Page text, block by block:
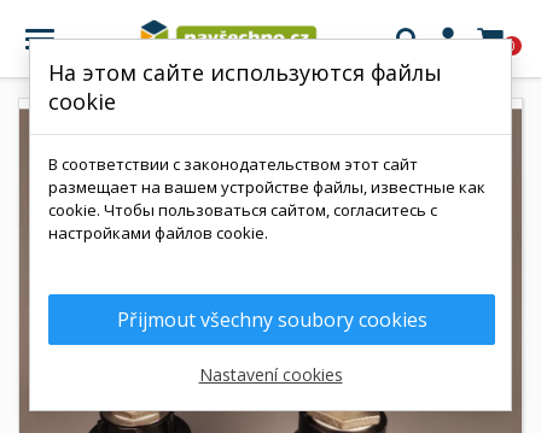
 0
На этом сайте используются файлы
cookie
В соответствии с законодательством этот сайт
размещает на вашем устройстве файлы, известные как
cookie. Чтобы пользоваться сайтом, согласитесь с
настройками файлов cookie.
Přijmout všechny soubory cookies
Nastavení cookies